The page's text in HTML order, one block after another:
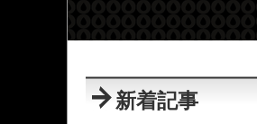
新着記事